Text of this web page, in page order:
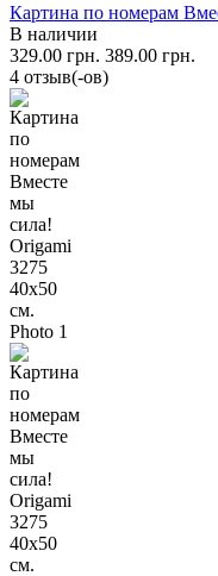
Картина по номерам
В наличии
329.00 грн. 389.00 грн.
4 отзыв(-ов)